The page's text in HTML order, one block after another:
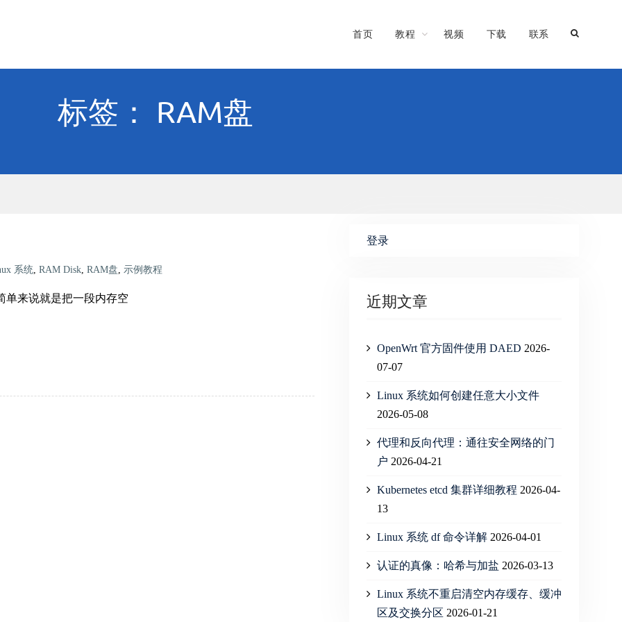
首页 教程 视频 下载 联系
标签： RAM盘
系统, RAM Disk, RAM盘, 示例教程
单来说就是把一段内存空
登录
近期文章
OpenWrt 官方固件使用 DAED 2026-
07-07
Linux 系统如何创建任意大小文件
2026-05-08
代理和反向代理：通往安全网络的门
户 2026-04-21
Kubernetes etcd 集群详细教程 2026-04-
13
Linux 系统 df 命令详解 2026-04-01
认证的真像：哈希与加盐 2026-03-13
Linux 系统不重启清空内存缓存、缓冲
区及交换分区 2026-01-21